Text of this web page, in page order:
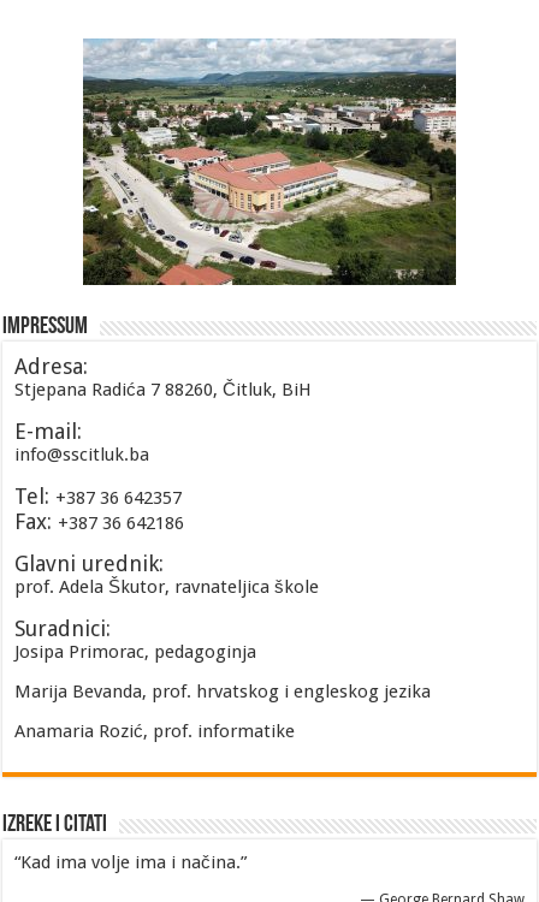
Impressum
Adresa:
Stjepana Radića 7 88260, Čitluk, BiH
E-mail:
info@sscitluk.ba
Tel: +387 36 642357
Fax: +387 36 642186
Glavni urednik:
prof. Adela Škutor, ravnateljica škole
Suradnici:
Josipa Primorac, pedagoginja
Marija Bevanda, prof. hrvatskog i engleskog jezika
Anamaria Rozić, prof. informatike
Izreke i Citati
“Kad ima volje ima i načina.”